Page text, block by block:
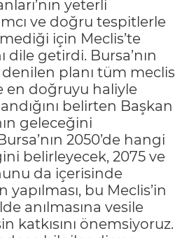
yeterli
ve doğru tespitlerle
için Meclis’te
dile getirdi. Bursa’nın
denilen planı tüm meclis
en doğruyu haliyle
belirten Başkan
geleceğini
2050’de hangi
belirleyecek, 2075 ve
da içerisinde
yapılması, bu Meclis’in
anılmasına vesile
katkısını önemsiyoruz.